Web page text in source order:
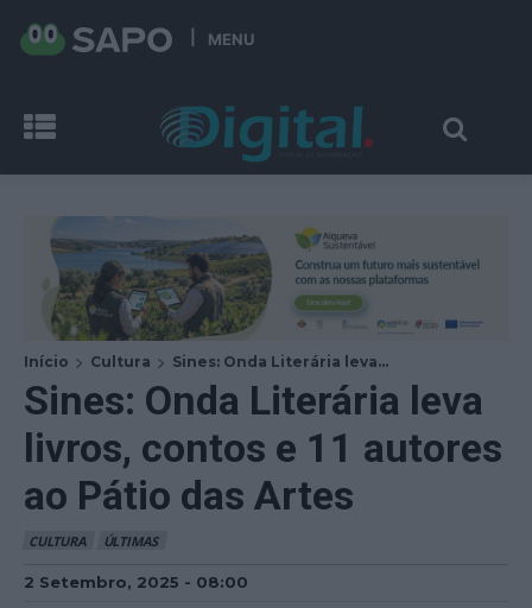
MENU
Início Cultura Sines: Onda Literária leva...
Sines: Onda Literária leva
livros, contos e 11 autores
ao Pátio das Artes
CULTURA ÚLTIMAS
2 Setembro, 2025 - 08:00